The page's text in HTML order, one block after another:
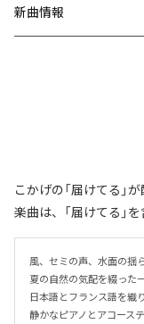
新曲情報
こかげの「届けてる」
楽曲は、「届けてる」
風、セミの声、水面の揺
夏の自然の気配を綴った
日本語とフランス語を織
静かなピアノとアコース